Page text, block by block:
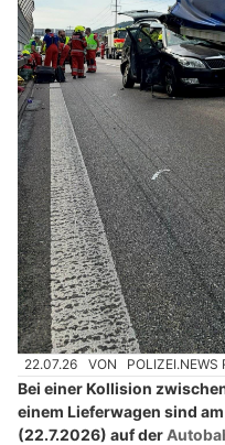
22.07.26 VON POLIZEI.NEWS
Bei einer Kollision
einem Lieferwagen sind
(22.7.2026) auf der